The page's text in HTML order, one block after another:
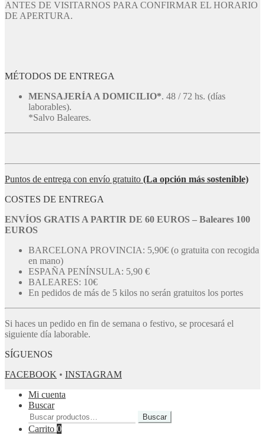
ANTES DE VISITARNOS PARA CONFIRMAR EL HORARIO
DE APERTURA.
MÉTODOS DE ENTREGA
MENSAJERÍA A DOMICILIO*. 48 / 72 hs. (días
laborables).
*Salvo Baleares.
Puntos de entrega con envío gratuito (La opción más sostenible)
COSTES DE ENTREGA
ENVÍOS GRATIS A PARTIR DE 60 EUROS – Baleares 100
EUROS
BARCELONA PROVINCIA: 5,90€ (o gratuita con recogida
en mano)
ESPAÑA PENÍNSULA: 5,90 €
BALEARES: 10€
En pedidos de más de 5 kilos no serán gratuitos los portes
Si haces un pedido en fin de semana o festivo, se procesará el
siguiente día laborable.
SÍGUENOS
FACEBOOK • INSTAGRAM
Mi cuenta
Buscar
Buscar
por:
Buscar
Carrito 0